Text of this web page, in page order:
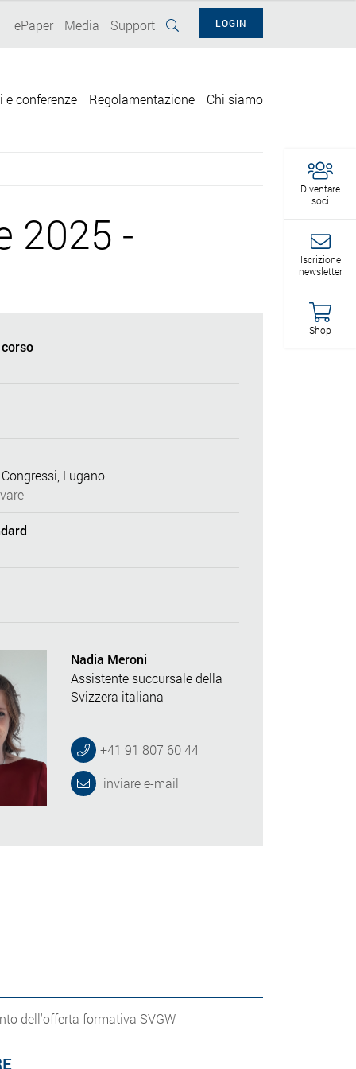
Diventare
soci
Iscrizione
newsletter
Shop
LOGIN
ePaper Media Support
e conferenze Regolamentazione Chi siamo
2025 -
Lugano
Nadia Meroni
Assistente succursale della
Svizzera italiana
+41 91 807 60 44
inviare e-mail
dell'offerta formativa SVGW